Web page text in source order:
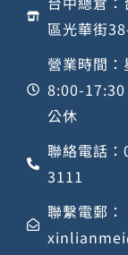
區光華街
營業時間：
8:00-17:30
公休
聯絡電話
3111
聯繫電郵：